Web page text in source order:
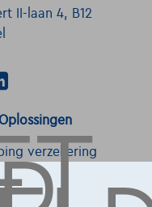
II-laan 4, B12
verzekering